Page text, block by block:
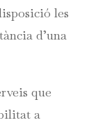
les
d’una
que
a